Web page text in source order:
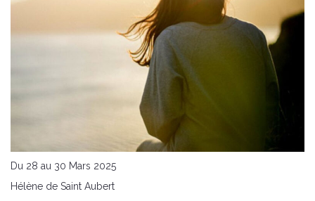
Du 28 au 30 Mars 2025
Hélène de Saint Aubert